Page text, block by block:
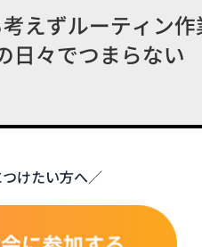
けたい方へ／